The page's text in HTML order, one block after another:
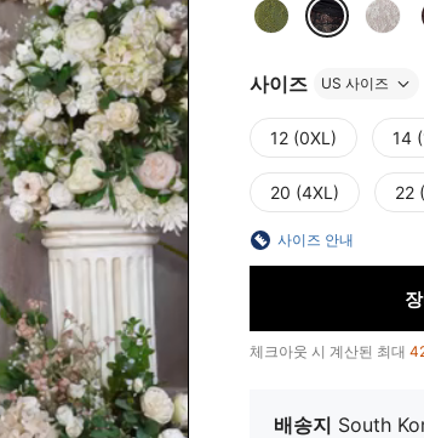
사이즈 US 사이즈
12 (0XL) 14
20 (4XL) 22
사이즈 안내
체크아웃 시 계산된 최대
배송지 South